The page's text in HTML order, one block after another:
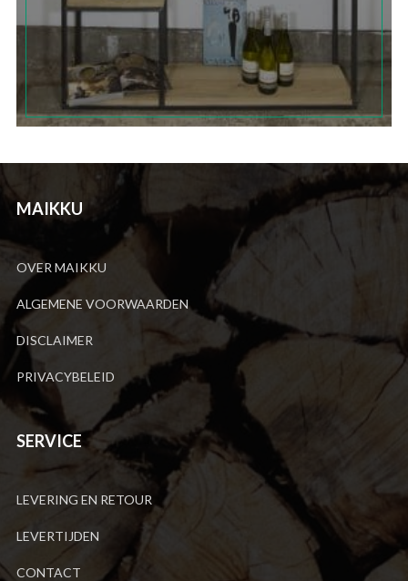
MAIKKU
OVER MAIKKU
ALGEMENE VOORWAARDEN
DISCLAIMER
PRIVACYBELEID
SERVICE
LEVERING EN RETOUR
LEVERTIJDEN
CONTACT